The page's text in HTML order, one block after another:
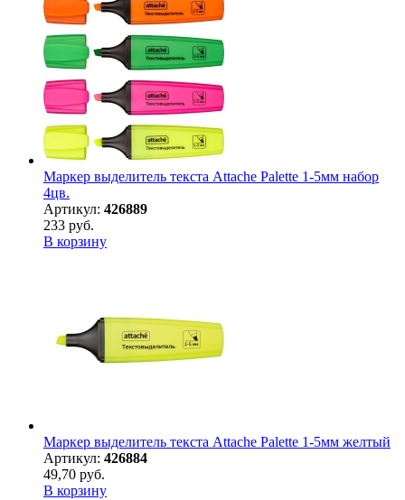
Маркер выделитель текста Attache Palette 1-5мм набор
4цв.
Артикул: 426889
233 руб.
В корзину
Маркер выделитель текста Attache Palette 1-5мм желтый
Артикул: 426884
49,70 руб.
В корзину